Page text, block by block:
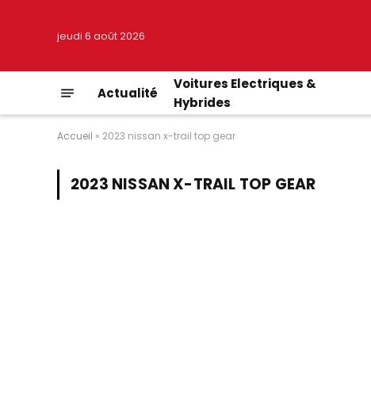
jeudi 6 août 2026
Actualité
Voitures Electriques &
Hybrides
Accueil » 2023 nissan x-trail top gear
2023 NISSAN X-TRAIL TOP GEAR